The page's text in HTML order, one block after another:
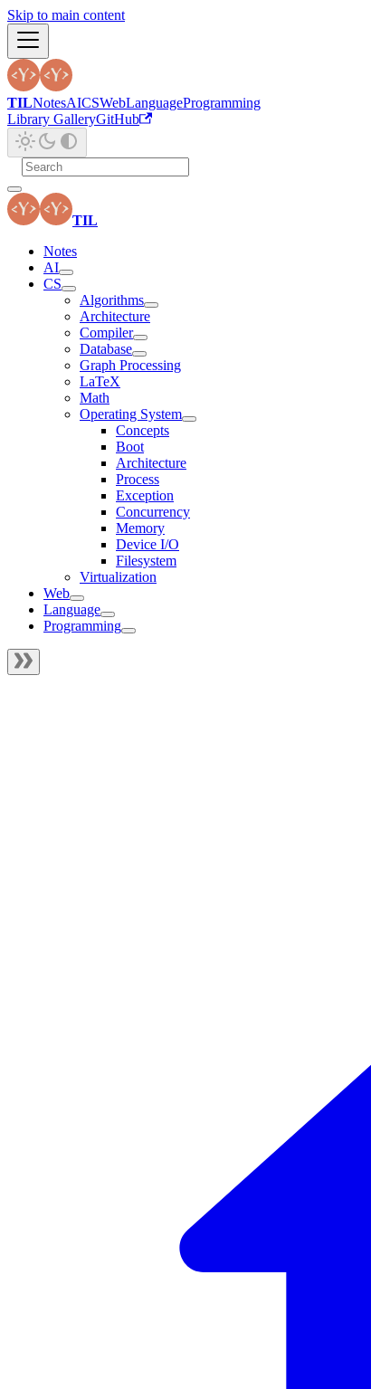
Skip to main content
TILNotesAICSWebLanguageProgramming
Library GalleryGitHub
TIL
Notes
AI
CS
Algorithms
Architecture
Compiler
Database
Graph Processing
LaTeX
Math
Operating System
Concepts
Boot
Architecture
Process
Exception
Concurrency
Memory
Device I/O
Filesystem
Virtualization
Web
Language
Programming